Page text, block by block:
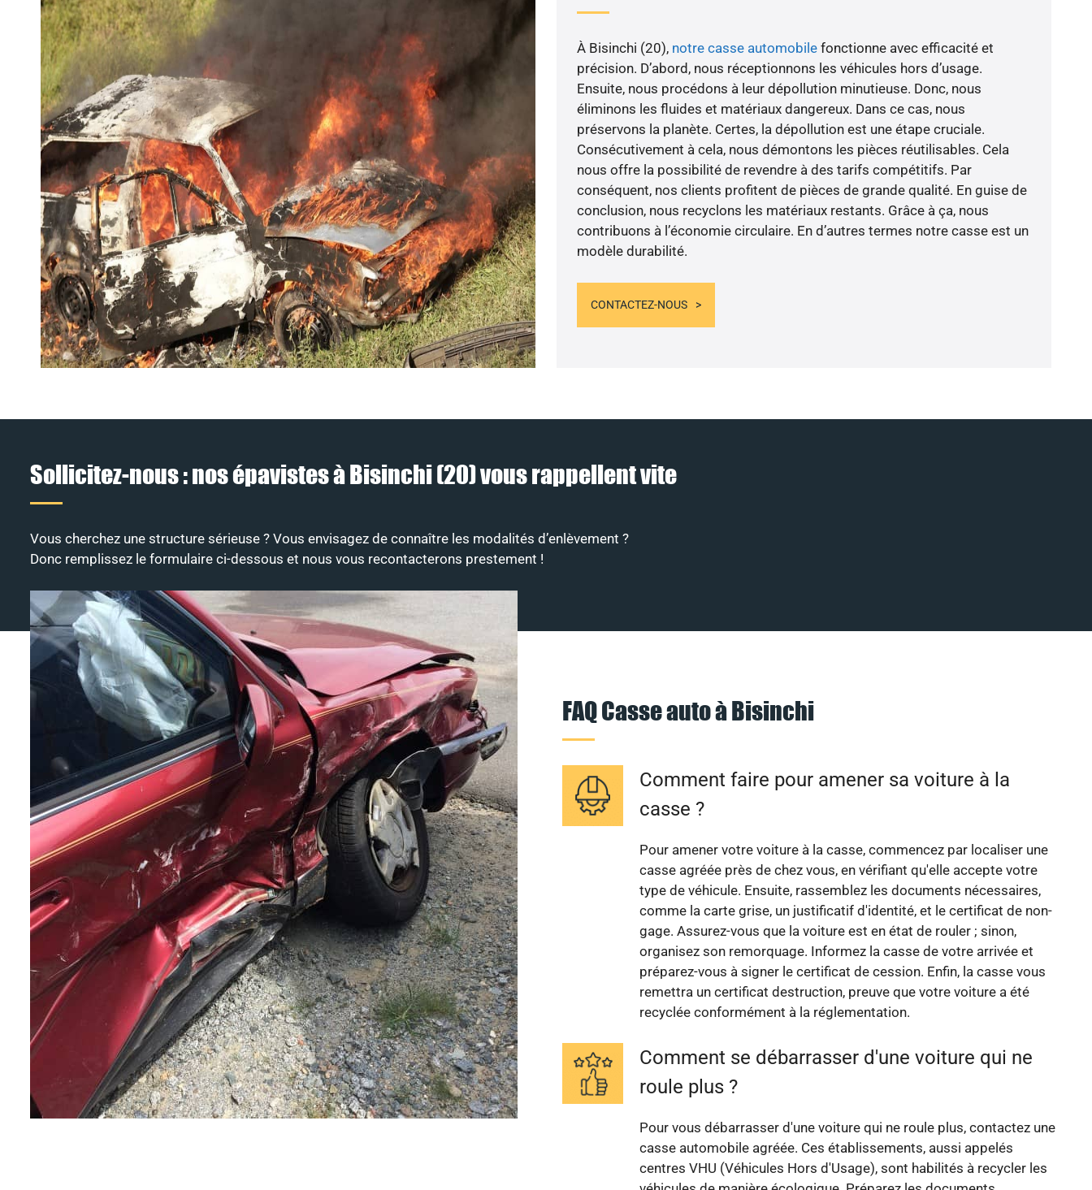
À Bisinchi (20), notre casse automobile fonctionne avec efficacité et
précision. D’abord, nous réceptionnons les véhicules hors d’usage.
Ensuite, nous procédons à leur dépollution minutieuse. Donc, nous
éliminons les fluides et matériaux dangereux. Dans ce cas, nous
préservons la planète. Certes, la dépollution est une étape cruciale.
Consécutivement à cela, nous démontons les pièces réutilisables. Cela
nous offre la possibilité de revendre à des tarifs compétitifs. Par
conséquent, nos clients profitent de pièces de grande qualité. En guise de
conclusion, nous recyclons les matériaux restants. Grâce à ça, nous
contribuons à l’économie circulaire. En d’autres termes notre casse est un
modèle durabilité.
CONTACTEZ-NOUS
Sollicitez-nous : nos épavistes à Bisinchi (20) vous rappellent vite
Vous cherchez une structure sérieuse ? Vous envisagez de connaître les modalités d’enlèvement ?
Donc remplissez le formulaire ci-dessous et nous vous recontacterons prestement !
FAQ Casse auto à Bisinchi
Comment faire pour amener sa voiture à la
casse ?
Pour amener votre voiture à la casse, commencez par localiser une
casse agréée près de chez vous, en vérifiant qu'elle accepte votre
type de véhicule. Ensuite, rassemblez les documents nécessaires,
comme la carte grise, un justificatif d'identité, et le certificat de non-
gage. Assurez-vous que la voiture est en état de rouler ; sinon,
organisez son remorquage. Informez la casse de votre arrivée et
préparez-vous à signer le certificat de cession. Enfin, la casse vous
remettra un certificat destruction, preuve que votre voiture a été
recyclée conformément à la réglementation.
Comment se débarrasser d'une voiture qui ne
roule plus ?
Pour vous débarrasser d'une voiture qui ne roule plus, contactez une
casse automobile agréée. Ces établissements, aussi appelés
centres VHU (Véhicules Hors d'Usage), sont habilités à recycler les